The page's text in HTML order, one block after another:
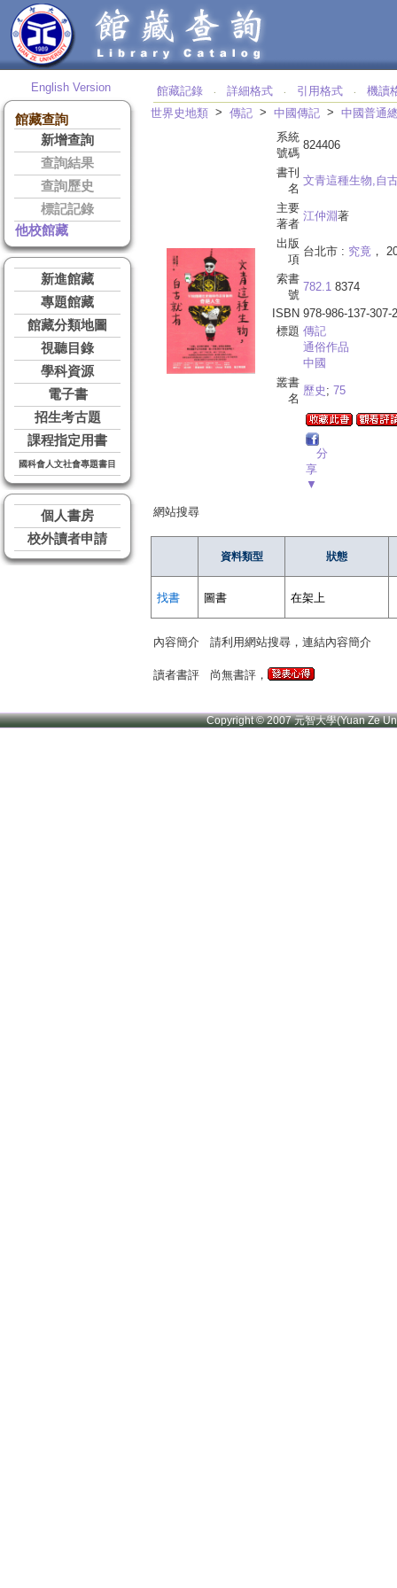
English Version
館藏查詢
新增查詢
查詢結果
查詢歷史
標記記錄
他校館藏
新進館藏
專題館藏
館藏分類地圖
視聽目錄
學科資源
電子書
招生考古題
課程指定用書
國科會人文社會專題書目
個人書房
校外讀者申請
館藏記錄 ‧ 詳細格式 ‧ 引用格式 ‧
機讀
世界史地類 > 傳記 > 中國傳記 > 中國普通
系統
號碼
824406
書刊
名
文青這種生物,自
主要
著者
江仲淵著
出版
項
台北市 : 究竟 ，
索書
號
782.1 8374
ISBN 978-986-137-307-2
標題 傳記
通俗作品
中國
叢書
名
歷史 ; 75
分
享
▼
網站搜尋
資料類型 狀態
找書 圖書 在架上
內容簡介 請利用網站搜尋，連結內容簡介
讀者書評 尚無書評，
Copyright © 2007 元智大學(Yuan Ze